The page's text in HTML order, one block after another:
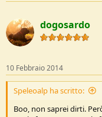
dogosardo
10 Febbraio 2014
Speleoalp ha scritto:
Boo, non saprei dirti.